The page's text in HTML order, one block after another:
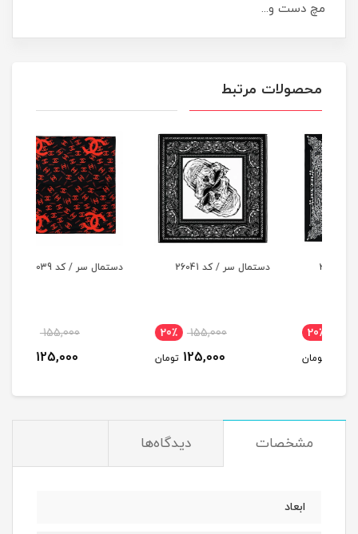
مچ دست و...
محصولات مرتبط
دستمال سر / کد 26041
20٪
125,000 تومان
دستمال سر / کد 26039
20٪
125,000 تومان
مشخصات دیدگاه‌ها
ابعاد